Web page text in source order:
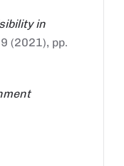
in
(2021), pp.